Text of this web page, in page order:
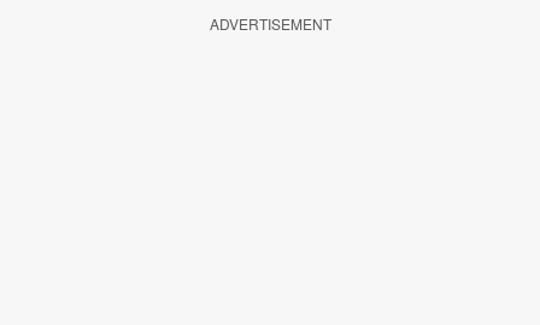
ADVERTISEMENT